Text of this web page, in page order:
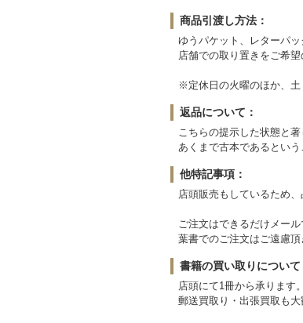
商品引渡し方法：
ゆうパケット、レターパッ
店舗での取り置きをご希
※定休日の火曜のほか、土
返品について：
こちらの提示した状態と
あくまで古本であるという
他特記事項：
店頭販売もしているため
ご注文はできるだけメール
葉書でのご注文はご遠慮
書籍の買い取りについて
店頭にて1冊から承ります。
郵送買取り・出張買取も大